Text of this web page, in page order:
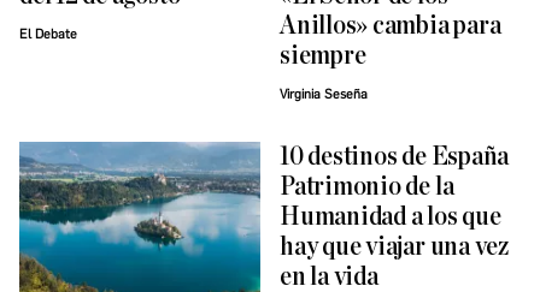
El Debate
Anillos» cambia para
siempre
Virginia Seseña
10 destinos de España
Patrimonio de la
Humanidad a los que
hay que viajar una vez
en la vida